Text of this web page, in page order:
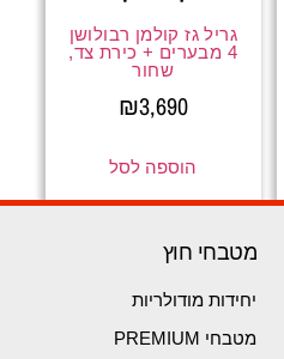
גריל גז קולמן רבולושן
4 מבערים + כירת צד,
שחור
₪3,690
הוספה לסל
מטבחי חוץ
יחידות מודולריות
מטבחי PREMIUM